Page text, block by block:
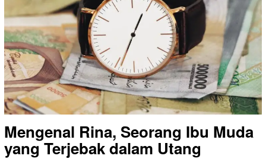
Mengenal Rina, Seorang Ibu Muda
yang Terjebak dalam Utang